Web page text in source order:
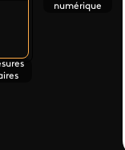
numérique